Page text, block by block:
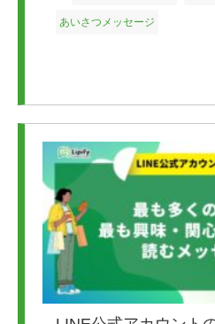
あいさつメッセージ